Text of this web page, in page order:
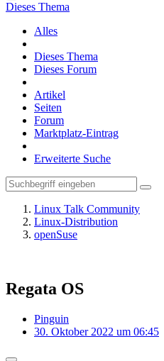
Dieses Thema
Alles
Dieses Thema
Dieses Forum
Artikel
Seiten
Forum
Marktplatz-Eintrag
Erweiterte Suche
Linux Talk Community
Linux-Distribution
openSuse
Regata OS
Pinguin
30. Oktober 2022 um 06:45